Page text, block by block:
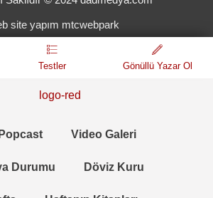
site yapım mtcwebpark
Testler Gönüllü Yazar Ol
Popcast Video Galeri
Durumu Döviz Kuru